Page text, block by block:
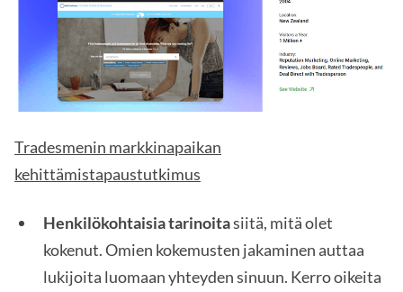
Tradesmenin markkinapaikan
kehittämistapaustutkimus
Henkilökohtaisia tarinoitasiitä, mitä olet
kokenut. Omien kokemusten jakaminen auttaa
lukijoita luomaan yhteyden sinuun. Kerro oikeita